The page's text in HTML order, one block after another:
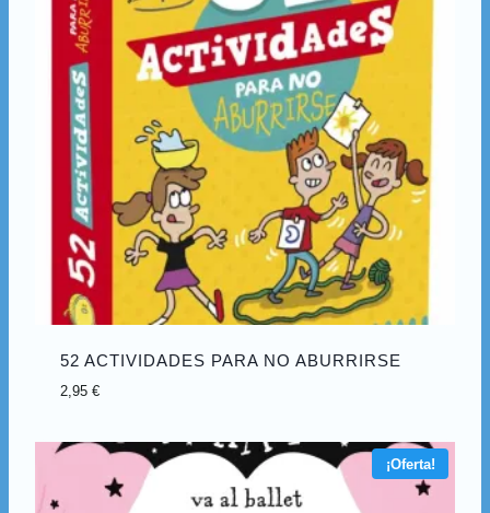
52 ACTIVIDADES PARA NO ABURRIRSE
2,95€
¡Oferta!